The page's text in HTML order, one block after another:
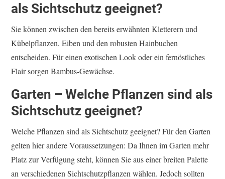
als Sichtschutz geeignet?
Sie können zwischen den bereits erwähnten Kletterern und
Kübelpflanzen, Eiben und den robusten Hainbuchen
entscheiden. Für einen exotischen Look oder ein fernöstliches
Flair sorgen Bambus-Gewächse.
Garten –Welche Pflanzen sind als
Sichtschutz geeignet?
Welche Pflanzen sind als Sichtschutz geeignet? Für den Garten
gelten hier andere Voraussetzungen: Da Ihnen im Garten mehr
Platz zur Verfügung steht, können Sie aus einer breiten Palette
an verschiedenen Sichtschutzpflanzen wählen. Jedoch sollten